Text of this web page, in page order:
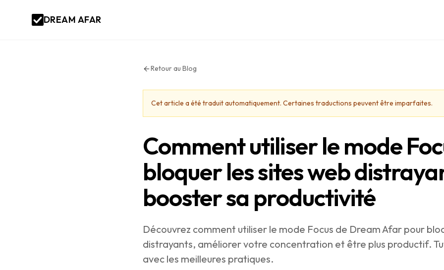
DREAM AFAR
Retour au Blog
Cet article a été traduit automatiquement. Certaines traductions peuvent être imparfaites.
Comment utiliser le mode
bloquer les sites web
booster sa productivité
Découvrez comment utiliser le mode Focus de Dream Afar pour
distrayants, améliorer votre concentration et être plus productif.
avec les meilleures pratiques.